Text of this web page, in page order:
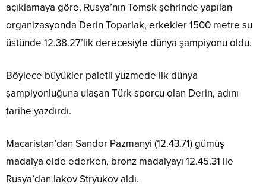
açıklamaya göre, Rusya’nın Tomsk şehrinde yapılan
organizasyonda Derin Toparlak, erkekler 1500 metre su
üstünde 12.38.27’lik derecesiyle dünya şampiyonu oldu.
Böylece büyükler paletli yüzmede ilk dünya
şampiyonluğuna ulaşan Türk sporcu olan Derin, adını
tarihe yazdırdı.
Macaristan’dan Sandor Pazmanyi (12.43.71) gümüş
madalya elde ederken, bronz madalyayı 12.45.31 ile
Rusya’dan Iakov Stryukov aldı.